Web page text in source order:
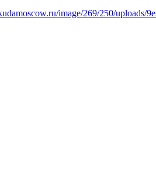
image/269/250/uploads/